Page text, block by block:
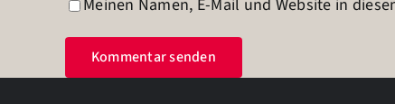
Meinen Namen, E-Mail und Website in